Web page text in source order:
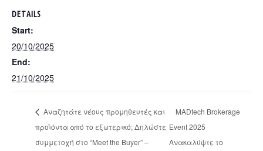
DETAILS
Start:
20/10/2025
End:
21/10/2025
Αναζητάτε νέους προμηθευτές και
προϊόντα από το εξωτερικό; Δηλώστε
συμμετοχή στο “Meet the Buyer” –
MADtech Brokerage
Event 2025
Ανακαλύψτε το